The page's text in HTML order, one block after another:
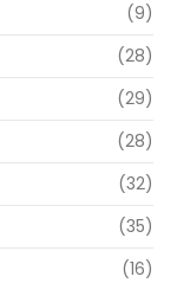
(9)
(28)
(29)
(28)
(32)
(35)
(16)